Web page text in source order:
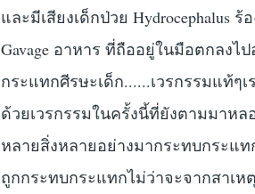
และมีเสียงเด็กป่วย Hydrocephalus
Gavage อาหาร ที่ถืออยู่ในมือตกลงไ
กระแทกศีรษะเด็ก......เวรกรรมแท้ๆ
ด้วยเวรกรรมในครั้งนี้ที่ยังตามมาห
หลายสิ่งหลายอย่างมากระทบกระแ
ถูกกระทบกระแทกไม่ว่าจะจากสาเห